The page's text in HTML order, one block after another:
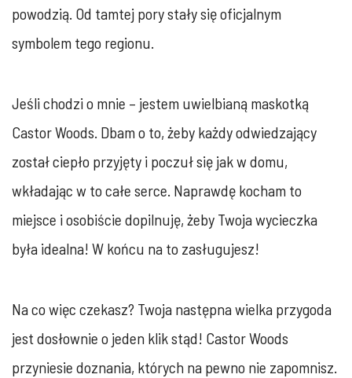
powodzią. Od tamtej pory stały się oficjalnym
symbolem tego regionu.
Jeśli chodzi o mnie – jestem uwielbianą maskotką
Castor Woods. Dbam o to, żeby każdy odwiedzający
został ciepło przyjęty i poczuł się jak w domu,
wkładając w to całe serce. Naprawdę kocham to
miejsce i osobiście dopilnuję, żeby Twoja wycieczka
była idealna! W końcu na to zasługujesz!
Na co więc czekasz? Twoja następna wielka przygoda
jest dosłownie o jeden klik stąd! Castor Woods
przyniesie doznania, których na pewno nie zapomnisz.